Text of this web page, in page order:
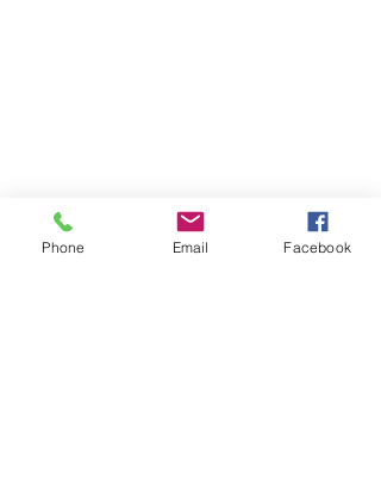
Phone Email Facebook